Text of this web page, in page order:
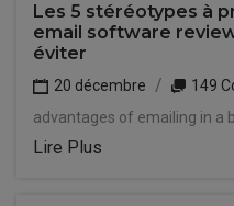
Les 5 stéréotypes à
email software
éviter
20 décembre
149
advantages of emailing in a
Lire Plus